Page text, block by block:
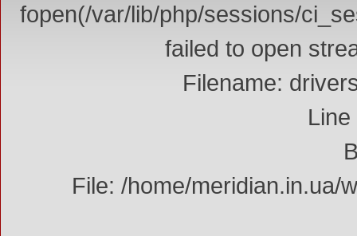
fopen(/var/lib/php/sessions/
failed to open
Filename:
File: /home/meridian.in.ua/